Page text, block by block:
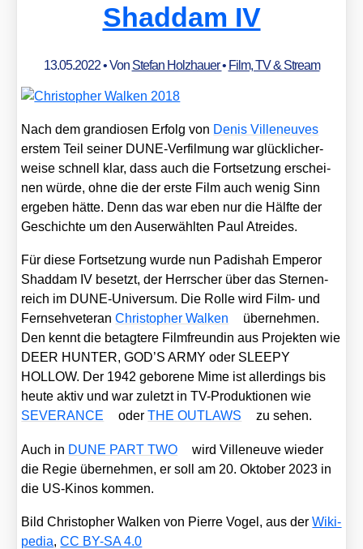
Shaddam IV
13.05.2022• Von Stefan Holzhauer• Film, TV & Stream
Nach dem gran­dio­sen Erfolg von Denis Ville­neu­ves
ers­tem Teil sei­ner DUNE-Ver­fil­mung war glück­li­cher­
wei­se schnell klar, dass auch die Fort­set­zung erschei­
nen wür­de, ohne die der ers­te Film auch wenig Sinn
erge­ben hät­te. Denn das war eben nur die Hälf­te der
Geschich­te um den Aus­er­wähl­ten Paul Atrei­des.
Für die­se Fort­set­zung wur­de nun Padis­hah Emper­or
Shad­dam IV besetzt, der Herr­scher über das Ster­nen­
reich im DUNE-Uni­ver­sum. Die Rol­le wird Film- und
Fern­seh­ve­te­ranChris­to­pher Wal­ken
über­neh­men.
Den kennt die betag­te­re Film­freun­din aus Pro­jek­ten wie
DEER HUNTER, GOD’S ARMY oder SLEEPY
HOLLOW. Der 1942 gebo­re­ne Mime ist aller­dings bis
heu­te aktiv und war zuletzt in TV-Pro­duk­tio­nen wie
SEVERANCE
oderTHE OUTLAWS zu sehen.
Auch in DUNE PART TWO
wird Ville­neuve wie­der
die Regie über­neh­men, er soll am 20. Okto­ber 2023 in
die US-Kinos kom­men.
Bild Chris­to­pher Wal­ken von Pierre Vogel, aus derWiki­
pe­dia,CC BY-SA 4.0